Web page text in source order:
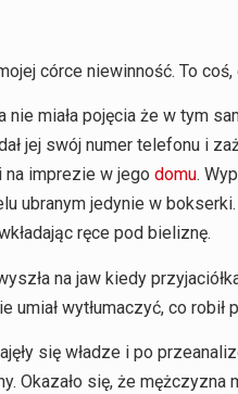
córce niewinność. To
nie miała pojęcia że w tym
jej swój numer telefonu i
imprezie w jego domu.
ubranym jedynie w bokserki.
ręce pod bieliznę.
na jaw kiedy
umiał wytłumaczyć, co
się władze i po
Okazało się, że